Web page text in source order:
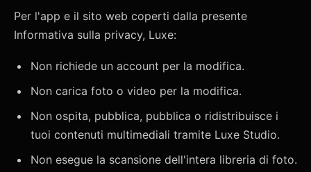
Per l'app e il sito web coperti dalla presente
Informativa sulla privacy, Luxe:
Non richiede un account per la modifica.
Non carica foto o video per la modifica.
Non ospita, pubblica, pubblica o ridistribuisce i
tuoi contenuti multimediali tramite Luxe Studio.
Non esegue la scansione dell'intera libreria di foto.